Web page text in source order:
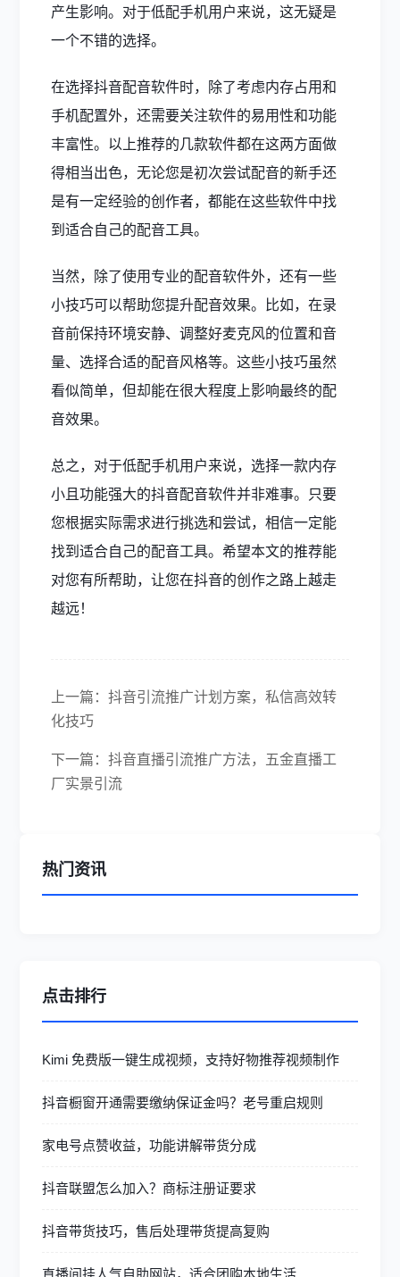
产生影响。对于低配手机用户来说，这无疑是
一个不错的选择。
在选择抖音配音软件时，除了考虑内存占用和
手机配置外，还需要关注软件的易用性和功能
丰富性。以上推荐的几款软件都在这两方面做
得相当出色，无论您是初次尝试配音的新手还
是有一定经验的创作者，都能在这些软件中找
到适合自己的配音工具。
当然，除了使用专业的配音软件外，还有一些
小技巧可以帮助您提升配音效果。比如，在录
音前保持环境安静、调整好麦克风的位置和音
量、选择合适的配音风格等。这些小技巧虽然
看似简单，但却能在很大程度上影响最终的配
音效果。
总之，对于低配手机用户来说，选择一款内存
小且功能强大的抖音配音软件并非难事。只要
您根据实际需求进行挑选和尝试，相信一定能
找到适合自己的配音工具。希望本文的推荐能
对您有所帮助，让您在抖音的创作之路上越走
越远！
上一篇：抖音引流推广计划方案，私信高效转
化技巧
下一篇：抖音直播引流推广方法，五金直播工
厂实景引流
热门资讯
点击排行
Kimi 免费版一键生成视频，支持好物推荐视频制作
抖音橱窗开通需要缴纳保证金吗？老号重启规则
家电号点赞收益，功能讲解带货分成
抖音联盟怎么加入？商标注册证要求
抖音带货技巧，售后处理带货提高复购